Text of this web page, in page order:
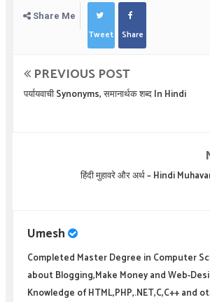
Share Me
Tweet Share
PREVIOUS POST
पर्यायवाची Synonyms, समानार्थक शब्द In Hindi
हिंदी मुहावरे और अर्थ – Hindi
Umesh
Completed Master Degree in Computer
about Blogging,Make Money and Web-
Knowledge of HTML,PHP,.NET,C,C++ and